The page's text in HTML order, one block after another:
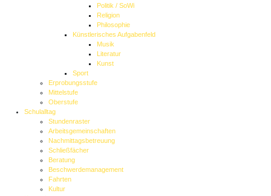
Politik / SoWi
Religion
Philosophie
Künstlerisches Aufgabenfeld
Musik
Literatur
Kunst
Sport
Erprobungsstufe
Mittelstufe
Oberstufe
Schulalltag
Stundenraster
Arbeitsgemeinschaften
Nachmittagsbetreuung
Schließfächer
Beratung
Beschwerdemanagement
Fahrten
Kultur